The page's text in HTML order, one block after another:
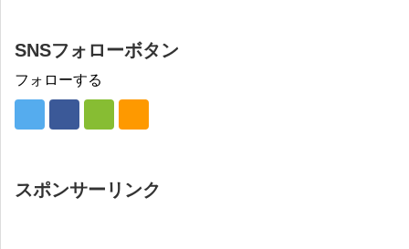
SNSフォローボタン
フォローする
スポンサーリンク